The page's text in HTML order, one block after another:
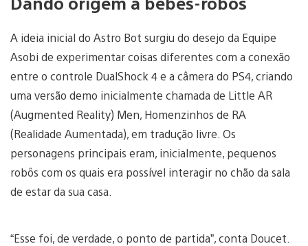
A ideia inicial do Astro Bot surgiu do desejo da Equipe
Asobi de experimentar coisas diferentes com a conexão
entre o controle DualShock 4 e a câmera do PS4, criando
uma versão demo inicialmente chamada de Little AR
(Augmented Reality) Men, Homenzinhos de RA
(Realidade Aumentada), em tradução livre. Os
personagens principais eram, inicialmente, pequenos
robôs com os quais era possível interagir no chão da sala
de estar da sua casa.
“Esse foi, de verdade, o ponto de partida”, conta Doucet.